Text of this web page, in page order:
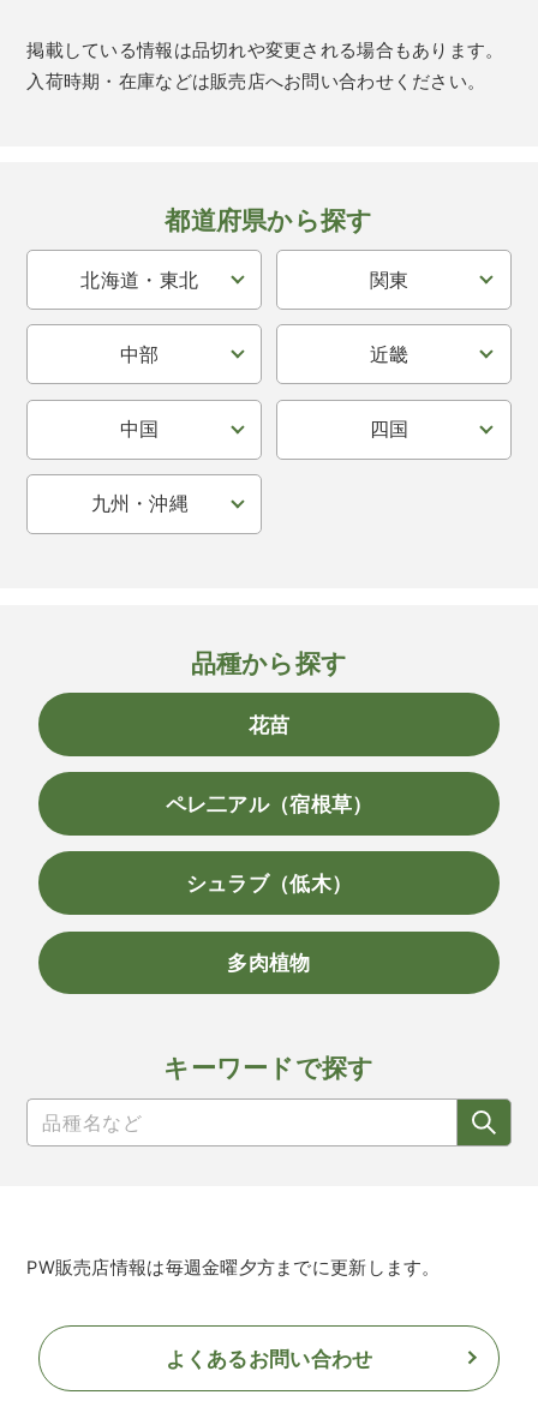
掲載している情報は品切れや変更される場合もあります。
入荷時期・在庫などは販売店へお問い合わせください。
都道府県から探す
北海道・東北 関東
中部 近畿
中国 四国
九州・沖縄
品種から探す
花苗
ペレ二アル（宿根草）
シュラブ（低木）
多肉植物
キーワードで探す
PW販売店情報は毎週金曜夕方までに更新します。
よくあるお問い合わせ